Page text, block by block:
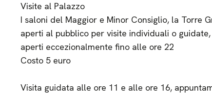
Visite al Palazzo
I saloni del Maggior e Minor Consiglio, la Torre
aperti al pubblico per visite individuali o
aperti eccezionalmente fino alle ore 22
Costo 5 euro
Visita guidata alle ore 11 e alle ore 16,